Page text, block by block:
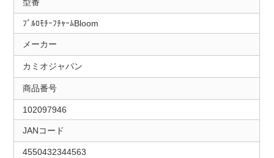
ﾌﾞﾙﾛﾓﾁｰﾌﾁｬｰﾑBloom
メーカー
カミオジャパン
商品番号
102097946
JANコード
4550432344563